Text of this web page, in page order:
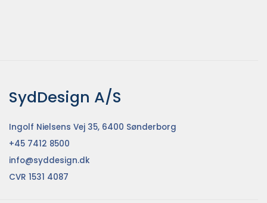
SydDesign A/S
Ingolf Nielsens Vej 35, 6400 Sønderborg
+45 7412 8500
info@syddesign.dk
CVR 1531 4087